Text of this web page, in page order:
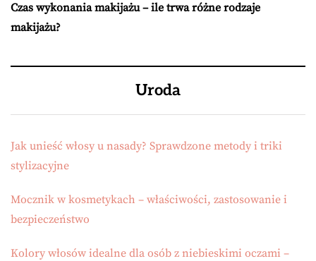
Czas wykonania makijażu – ile trwa różne rodzaje
makijażu?
Uroda
Jak unieść włosy u nasady? Sprawdzone metody i triki
stylizacyjne
Mocznik w kosmetykach – właściwości, zastosowanie i
bezpieczeństwo
Kolory włosów idealne dla osób z niebieskimi oczami –